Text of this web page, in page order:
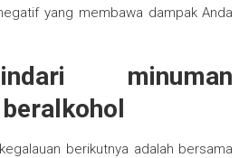
yang membawa dampak Anda
minuman
berikutnya adalah bersama